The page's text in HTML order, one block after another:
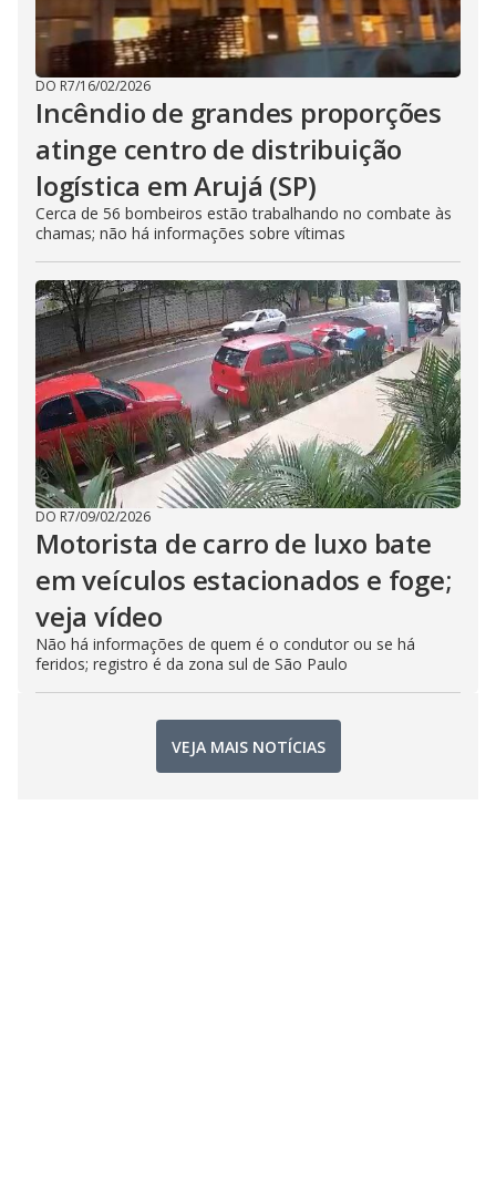
DO R7/16/02/2026
Incêndio de grandes proporções
atinge centro de distribuição
logística em Arujá (SP)
Cerca de 56 bombeiros estão trabalhando no combate às
chamas; não há informações sobre vítimas
DO R7/09/02/2026
Motorista de carro de luxo bate
em veículos estacionados e foge;
veja vídeo
Não há informações de quem é o condutor ou se há
feridos; registro é da zona sul de São Paulo
VEJA MAIS NOTÍCIAS